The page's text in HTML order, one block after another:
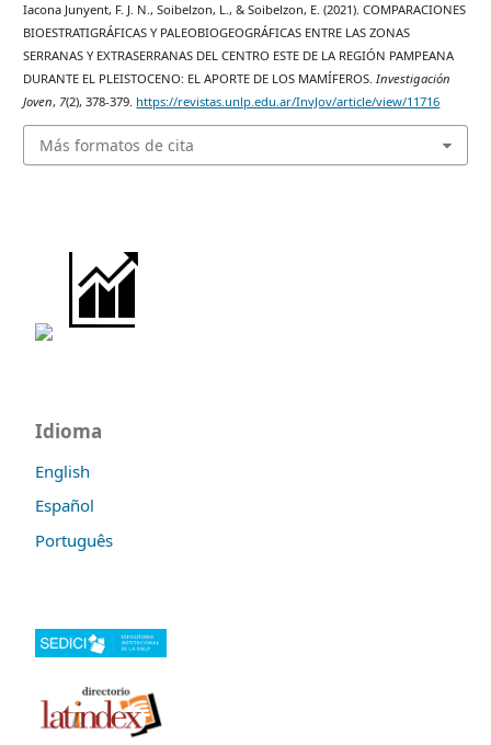
Iacona Junyent, F. J. N., Soibelzon, L., & Soibelzon, E. (2021). COMPARACIONES
BIOESTRATIGRÁFICAS Y PALEOBIOGEOGRÁFICAS ENTRE LAS ZONAS
SERRANAS Y EXTRASERRANAS DEL CENTRO ESTE DE LA REGIÓN PAMPEANA
DURANTE EL PLEISTOCENO: EL APORTE DE LOS MAMÍFEROS.Investigación
Joven, 7(2), 378-379. https://revistas.unlp.edu.ar/InvJov/article/view/11716
Más formatos de cita
Idioma
English
Español
Português